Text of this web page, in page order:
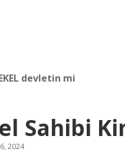
devletin mi
Sahibi
2024